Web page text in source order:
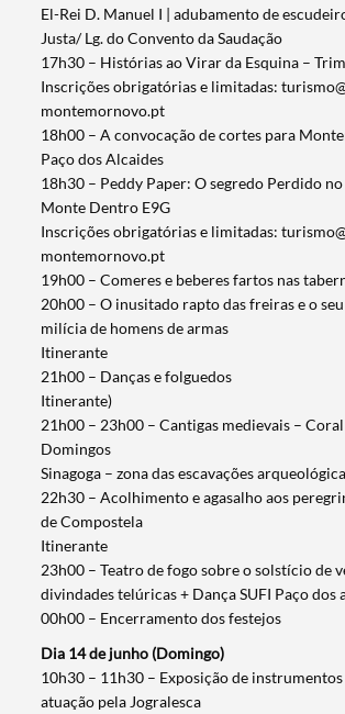
El-Rei D. Manuel I | adubamento de
Justa/ Lg. do Convento da Saudação
17h30 – Histórias ao Virar da Esquina –
Inscrições obrigatórias e limitadas:
montemornovo.pt
18h00 – A convocação de cortes para
Paço dos Alcaides
18h30 – Peddy Paper: O segredo Perdido
Monte Dentro E9G
Inscrições obrigatórias e limitadas:
montemornovo.pt
19h00 – Comeres e beberes fartos nas
20h00 – O inusitado rapto das freiras e o
milícia de homens de armas
Itinerante
21h00 – Danças e folguedos
Itinerante)
21h00 – 23h00 – Cantigas medievais – Coral
Domingos
Sinagoga – zona das escavações
22h30 – Acolhimento e agasalho aos
de Compostela
Itinerante
23h00 – Teatro de fogo sobre o solstício de
divindades telúricas + Dança SUFI Paço dos
00h00 – Encerramento dos festejos
Dia 14 de junho (Domingo)
10h30 – 11h30 – Exposição de
atuação pela Jogralesca